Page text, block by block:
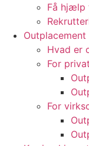
Få hjælp
Outplacement
Hvad er
For
For